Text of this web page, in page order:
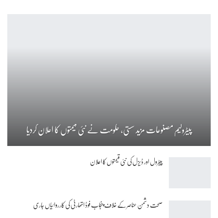
پیٹرولیم مصنوعات مزید سستی، حکومت نے نئی قیمتوں کا اعلان کردیا
پیٹرول اور ڈیزل کی نئی قیمتوں کا اعلان
صحت دشمن عناصر کے خلاف پنجاب فوڈ اتھارٹی کی کارروائیاں جاری